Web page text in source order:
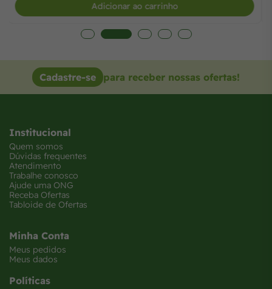
Adicionar ao carrinho
Cadastre-se para receber nossas ofertas!
Institucional
Quem somos
Dúvidas frequentes
Atendimento
Trabalhe conosco
Ajude uma ONG
Receba Ofertas
Tabloide de Ofertas
Minha Conta
Meus pedidos
Meus dados
Políticas